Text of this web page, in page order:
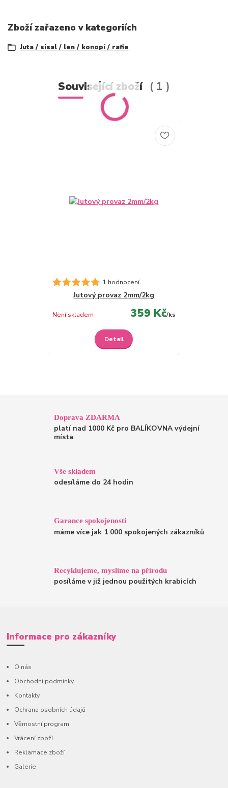
Zboží zařazeno v kategoriích
Juta / sisal / len / konopí / rafie
Související zboží 1
1 hodnocení
Jutový provaz 2mm/2kg
359 Kč/ks
Není skladem
Detail
Doprava ZDARMA
platí nad 1000 Kč pro BALÍKOVNA výdejní
místa
Vše skladem
odesíláme do 24 hodin
Garance spokojenosti
máme více jak 1 000 spokojených zákazníků
Recyklujeme, myslíme na přírodu
posíláme v již jednou použitých krabicích
Informace pro zákazníky
O nás
Obchodní podmínky
Kontakty
Ochrana osobních údajů
Věrnostní program
Vrácení zboží
Reklamace zboží
Galerie